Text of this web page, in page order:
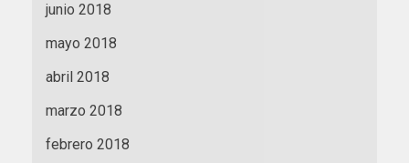
junio 2018
mayo 2018
abril 2018
marzo 2018
febrero 2018